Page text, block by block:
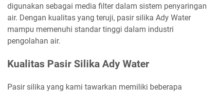
digunakan sebagai media filter dalam sistem penyaringan
air. Dengan kualitas yang teruji, pasir silika Ady Water
mampu memenuhi standar tinggi dalam industri
pengolahan air.
Kualitas Pasir Silika Ady Water
Pasir silika yang kami tawarkan memiliki beberapa